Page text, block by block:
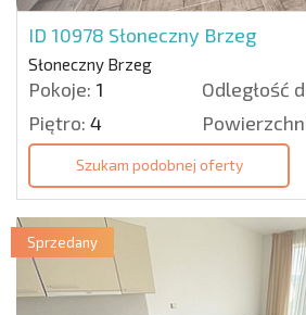
ID 10978 Słoneczny Brzeg
Słoneczny Brzeg
Pokoje: 1 Odległość
Piętro: 4
Szukam podobnej oferty
Sprzedany